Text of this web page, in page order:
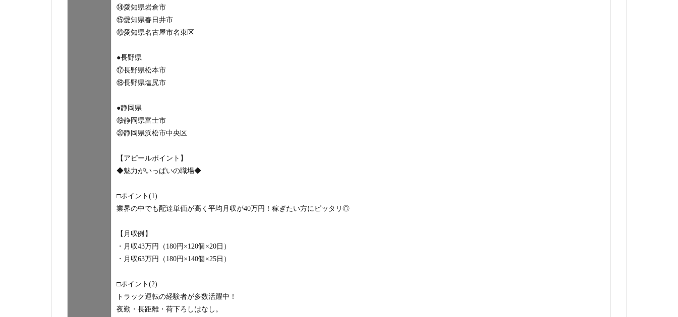
⑭愛知県岩倉市
⑮愛知県春日井市
⑯愛知県名古屋市名東区
●長野県
⑰長野県松本市
⑱長野県塩尻市
●静岡県
⑲静岡県富士市
⑳静岡県浜松市中央区
【アピールポイント】
◆魅力がいっぱいの職場◆
□ポイント(1)
業界の中でも配達単価が高く平均月収が40万円！稼ぎたい方にピッタリ◎
【月収例】
・月収43万円（180円×120個×20日）
・月収63万円（180円×140個×25日）
□ポイント(2)
トラック運転の経験者が多数活躍中！
夜勤・長距離・荷下ろしはなし。